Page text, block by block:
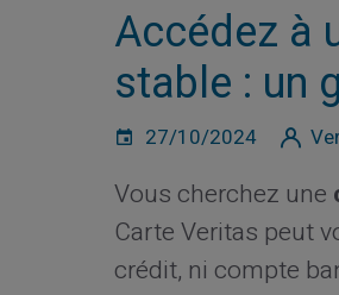
Accédez à
stable : un
27/10/2024
Vous cherchez une
Carte Veritas peut
crédit, ni compte